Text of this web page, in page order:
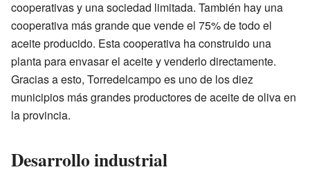
cooperativas y una sociedad limitada. También hay una
cooperativa más grande que vende el 75% de todo el
aceite producido. Esta cooperativa ha construido una
planta para envasar el aceite y venderlo directamente.
Gracias a esto, Torredelcampo es uno de los diez
municipios más grandes productores de aceite de oliva en
la provincia.
Desarrollo industrial